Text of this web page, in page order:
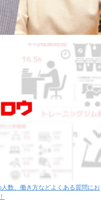
数、働き方などよくある質問にお